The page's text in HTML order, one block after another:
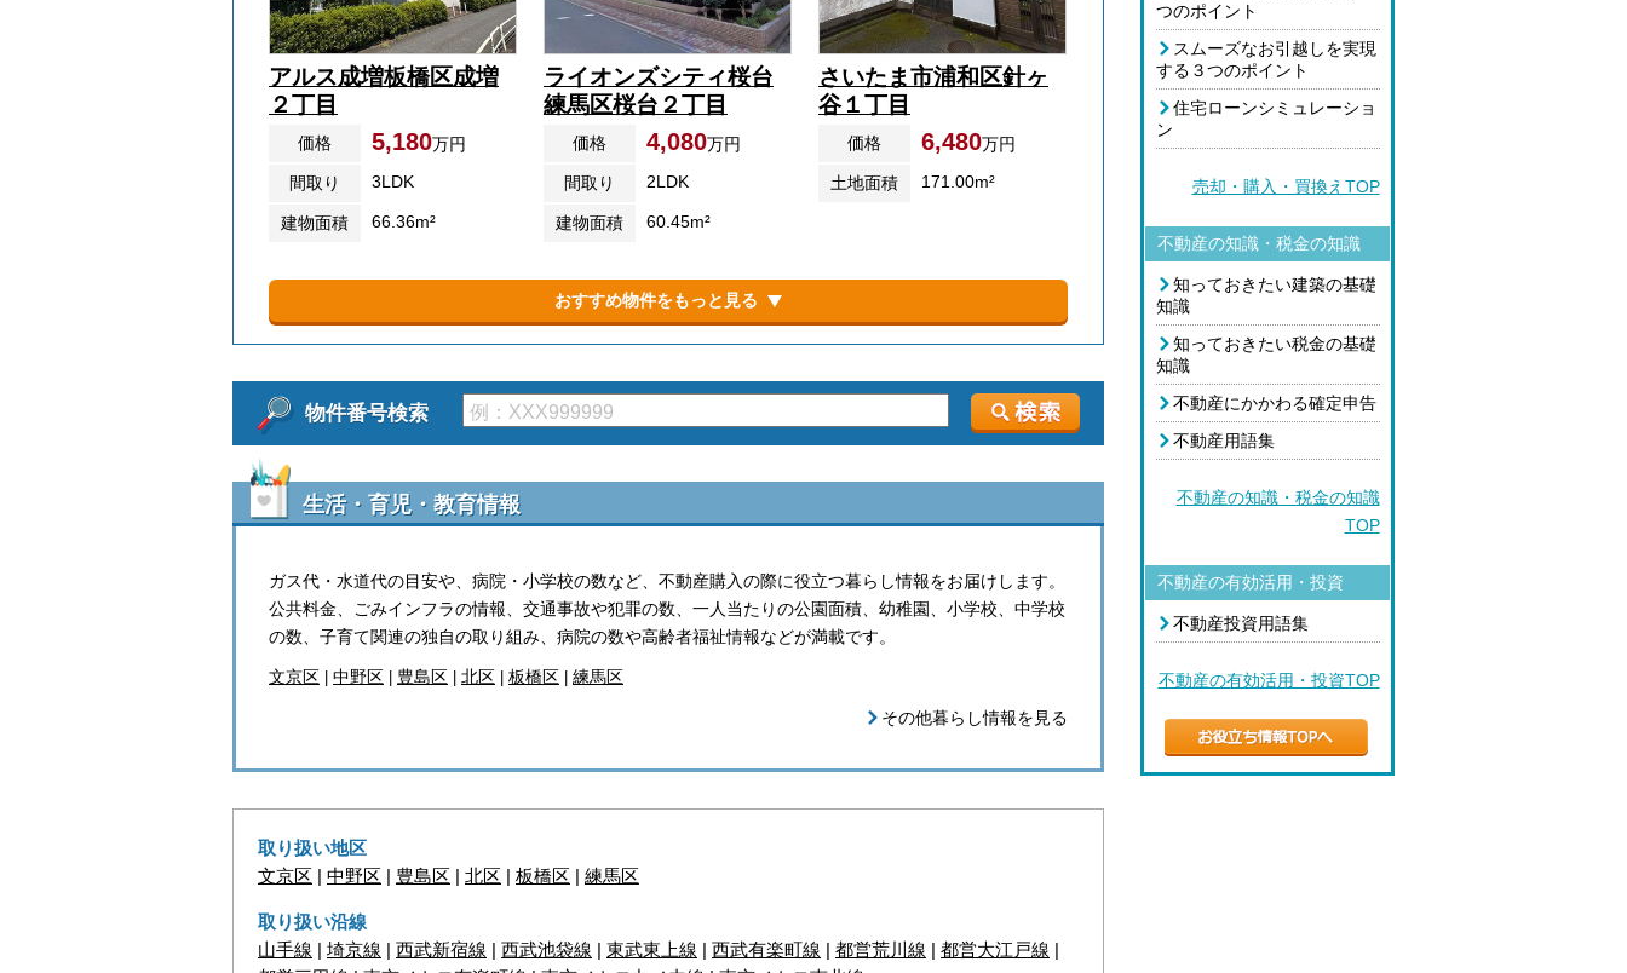
アルス成増板橋区成増
２丁目
価格 5,180万円
間取り
3LDK
建物面積 66.36m²
ライオンズシティ桜台
練馬区桜台２丁目
価格 4,080万円
間取り
2LDK
建物面積 60.45m²
さいたま市浦和区針ヶ
谷１丁目
価格 6,480万円
土地面積
171.00m²
おすすめ物件をもっと見る
物件番号検索
生活・育児・教育情報
ガス代・水道代の目安や、病院・小学校の数など、不動産購入の際に役立つ暮らし情報をお届けします。
公共料金、ごみインフラの情報、交通事故や犯罪の数、一人当たりの公園面積、幼稚園、小学校、中学校
の数、子育て関連の独自の取り組み、病院の数や高齢者福祉情報などが満載です。
文京区 中野区 豊島区 北区 板橋区 練馬区
その他暮らし情報を見る
取り扱い地区
文京区 | 中野区 | 豊島区 | 北区 | 板橋区 | 練馬区
取り扱い沿線
山手線 | 埼京線 | 西武新宿線 | 西武池袋線 | 東武東上線 | 西武有楽町線 | 都営荒川線 | 都営大江戸線 |
つのポイント
スムーズなお引越しを実現
する３つのポイント
住宅ローンシミュレーショ
ン
売却・購入・買換えTOP
不動産の知識・税金の知識
知っておきたい建築の基礎
知識
知っておきたい税金の基礎
知識
不動産にかかわる確定申告
不動産用語集
不動産の知識・税金の知識
TOP
不動産の有効活用・投資
不動産投資用語集
不動産の有効活用・投資TOP